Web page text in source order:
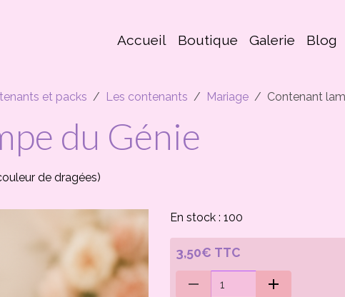
Accueil Boutique Galerie Blog
et packs Les contenants Mariage Contenant
du Génie
de dragées)
En stock : 100
3,50€ TTC